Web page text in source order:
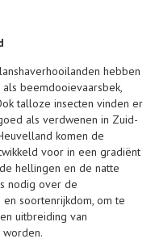
hebben
beemdooievaarsbek,
talloze insecten vinden er
als verdwenen in Zuid-
komen de
voor in een gradiënt
hellingen en de natte
nodig over de
soortenrijkdom, om te
uitbreiding van
worden.